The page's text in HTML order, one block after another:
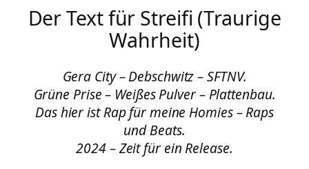
Der Text für Streifi (Traurige
Wahrheit)
Gera City – Debschwitz – SFTNV.
Grüne Prise – Weißes Pulver – Plattenbau.
Das hier ist Rap für meine Homies – Raps
und Beats.
2024 – Zeit für ein Release.